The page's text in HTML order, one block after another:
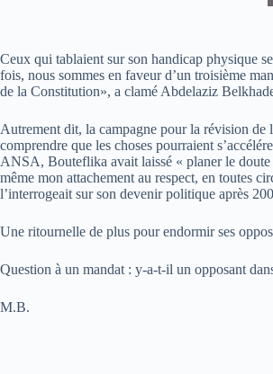
Ceux qui tablaient sur son handicap physique
fois, nous sommes en faveur d’un troisième
de la Constitution», a clamé Abdelaziz
Autrement dit, la campagne pour la révision de
comprendre que les choses pourraient
ANSA, Bouteflika avait laissé « planer le doute
même mon attachement au respect, en toutes
l’interrogeait sur son devenir politique après
Une ritournelle de plus pour endormir ses
Question à un mandat : y-a-t-il un opposant
M.B.